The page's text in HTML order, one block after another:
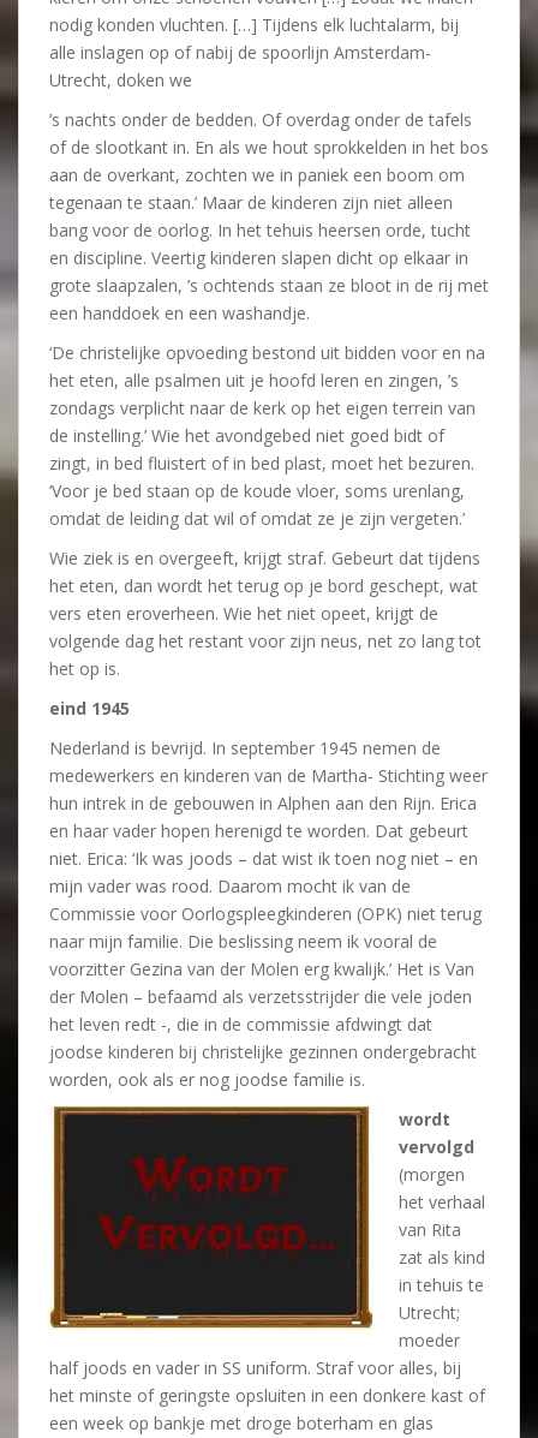
nodig konden vluchten. […] Tijdens elk luchtalarm, bij
alle inslagen op of nabij de spoorlijn Amsterdam-
Utrecht, doken we
’s nachts onder de bedden. Of overdag onder de tafels
of de slootkant in. En als we hout sprokkelden in het bos
aan de overkant, zochten we in paniek een boom om
tegenaan te staan.’ Maar de kinderen zijn niet alleen
bang voor de oorlog. In het tehuis heersen orde, tucht
en discipline. Veertig kinderen slapen dicht op elkaar in
grote slaapzalen, ’s ochtends staan ze bloot in de rij met
een handdoek en een washandje.
‘De christelijke opvoeding bestond uit bidden voor en na
het eten, alle psalmen uit je hoofd leren en zingen, ’s
zondags verplicht naar de kerk op het eigen terrein van
de instelling.’ Wie het avondgebed niet goed bidt of
zingt, in bed fluistert of in bed plast, moet het bezuren.
‘Voor je bed staan op de koude vloer, soms urenlang,
omdat de leiding dat wil of omdat ze je zijn vergeten.’
Wie ziek is en overgeeft, krijgt straf. Gebeurt dat tijdens
het eten, dan wordt het terug op je bord geschept, wat
vers eten eroverheen. Wie het niet opeet, krijgt de
volgende dag het restant voor zijn neus, net zo lang tot
het op is.
eind 1945
Nederland is bevrijd. In september 1945 nemen de
medewerkers en kinderen van de Martha- Stichting weer
hun intrek in de gebouwen in Alphen aan den Rijn. Erica
en haar vader hopen herenigd te worden. Dat gebeurt
niet. Erica: ‘Ik was joods – dat wist ik toen nog niet – en
mijn vader was rood. Daarom mocht ik van de
Commissie voor Oorlogspleegkinderen (OPK) niet terug
naar mijn familie. Die beslissing neem ik vooral de
voorzitter Gezina van der Molen erg kwalijk.’ Het is Van
der Molen – befaamd als verzetsstrijder die vele joden
het leven redt -, die in de commissie afdwingt dat
joodse kinderen bij christelijke gezinnen ondergebracht
worden, ook als er nog joodse familie is.
wordt
vervolgd
(morgen
het verhaal
van Rita
zat als kind
in tehuis te
Utrecht;
moeder
half joods en vader in SS uniform. Straf voor alles, bij
het minste of geringste opsluiten in een donkere kast of
een week op bankje met droge boterham en glas